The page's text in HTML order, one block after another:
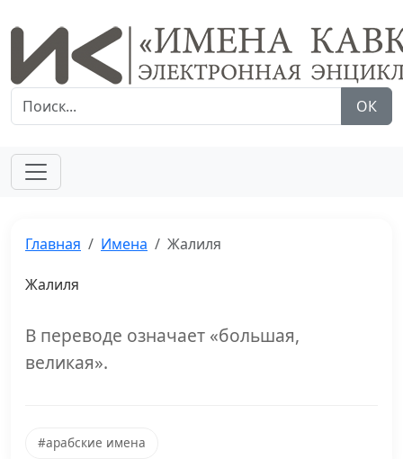
ОК
Главная Имена Жалиля
Жалиля
В переводе означает «большая,
великая».
#арабские имена